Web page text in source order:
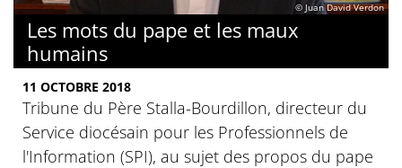
© Juan David Verdon
Les mots du pape et les maux
humains
11 OCTOBRE 2018
Tribune du Père Stalla-Bourdillon, directeur du
Service diocésain pour les Professionnels de
l'Information (SPI), au sujet des propos du pape